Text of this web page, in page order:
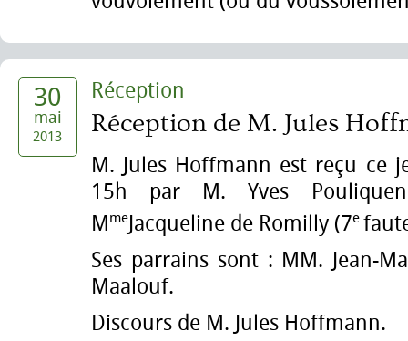
30
mai
2013
Réception
Réception de M. Jules
M. Jules Hoffmann est reçu ce
15h par M. Yves
MmeJacqueline de Romilly (7e
Ses parrains sont : MM. Jean-
Maalouf.
Discours de M. Jules Hoffmann.